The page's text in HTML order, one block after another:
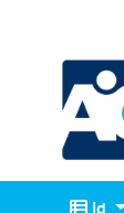
IdId